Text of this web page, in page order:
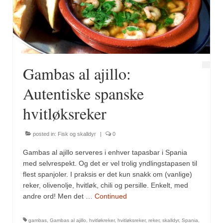
Fugl
Gryteretter
Snacks
Supper
Vegetar
Krydder, oppskrifter
Albóndigaskrydder
Gambas al ajillo:
Autentiske spanske
hvitløksreker
posted in: Fisk og skalldyr | 0
Gambas al ajillo serveres i enhver tapasbar i Spania
med selvrespekt. Og det er vel trolig yndlingstapasen til
flest spanjoler. I praksis er det kun snakk om (vanlige)
reker, olivenolje, hvitløk, chili og persille. Enkelt, med
andre ord! Men det … Continued
gambas Gambas al ajillo hvitløkreker, hvitløksreker, reker, skalldyr, Spania